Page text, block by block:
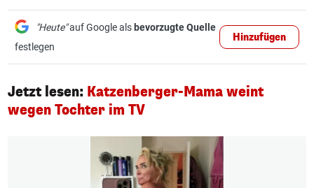
"Heute"auf Google als bevorzugte Quelle
festlegen
Hinzufügen
Jetzt lesen: Katzenberger-Mama weint
wegen Tochter im TV
1/12